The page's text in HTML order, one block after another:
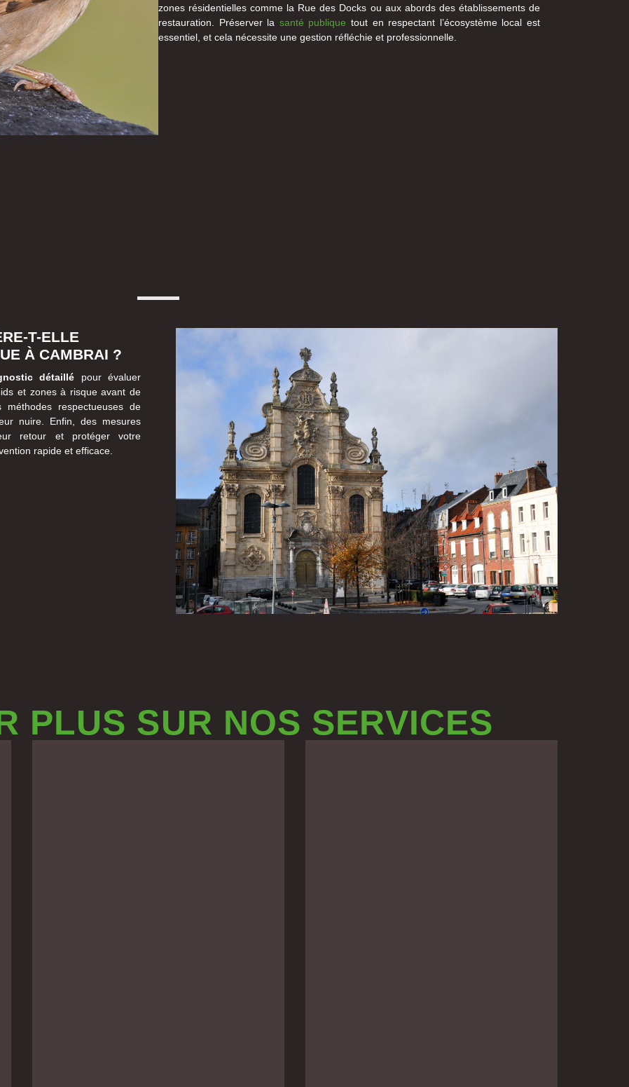
zones résidentielles comme la Rue des Docks ou aux abords des établissements de
restauration. Préserver la santé publique tout en respectant l’écosystème local est
essentiel, et cela nécessite une gestion réfléchie et professionnelle.
T-ELLE
À CAMBRAI ?
détaillé pour évaluer
et zones à risque avant de
respectueuses de
nuire. Enfin, des mesures
retour et protéger votre
rapide et efficace.
PLUS SUR NOS SERVICES